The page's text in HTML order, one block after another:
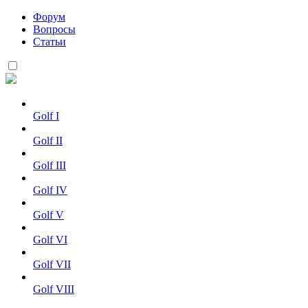
Форум
Вопросы
Статьи
Golf I
Golf II
Golf III
Golf IV
Golf V
Golf VI
Golf VII
Golf VIII